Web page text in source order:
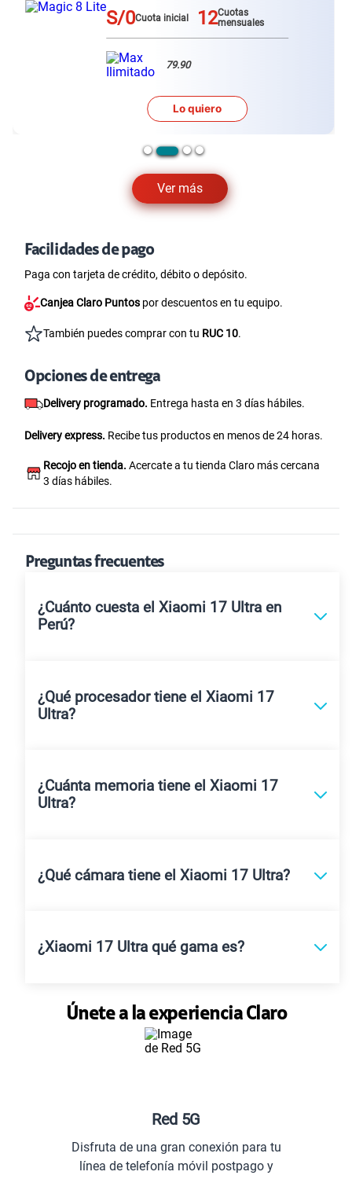
Ver más
S/0Cuota inicial 12Cuotas
mensuales
79.90
Lo quiero
Facilidades de pago
Paga con tarjeta de crédito, débito o depósito.
Canjea Claro Puntos por descuentos en tu equipo.
También puedes comprar con tu RUC 10.
Opciones de entrega
Delivery programado. Entrega hasta en 3 días hábiles.
Delivery express. Recibe tus productos en menos de 24 horas.
Recojo en tienda. Acercate a tu tienda Claro más cercana
3 días hábiles.
Preguntas frecuentes
¿Cuánto cuesta el Xiaomi 17 Ultra en
Perú?
¿Qué procesador tiene el Xiaomi 17
Ultra?
¿Cuánta memoria tiene el Xiaomi 17
Ultra?
¿Qué cámara tiene el Xiaomi 17 Ultra?
¿Xiaomi 17 Ultra qué gama es?
Únete a la experiencia Claro
Red 5G
Disfruta de una gran conexión para tu
línea de telefonía móvil postpago y